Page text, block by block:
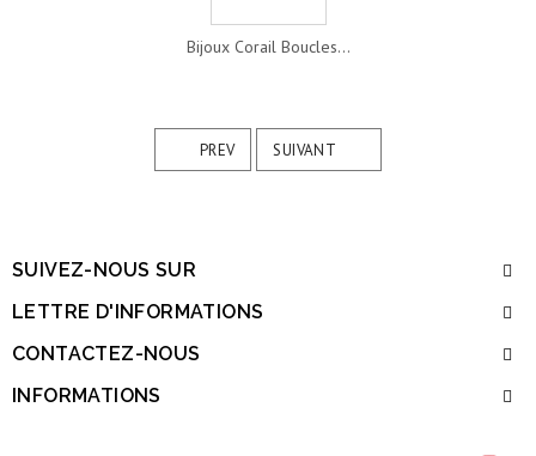
Bijoux Corail Boucles...
PREV SUIVANT
SUIVEZ-NOUS SUR
LETTRE D'INFORMATIONS
CONTACTEZ-NOUS
INFORMATIONS